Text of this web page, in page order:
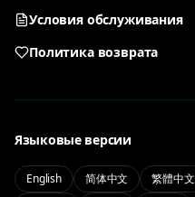
Условия обслуживания
Политика возврата
Языковые версии
English 简体中文 繁體中文
Nano Banana 2
PRO